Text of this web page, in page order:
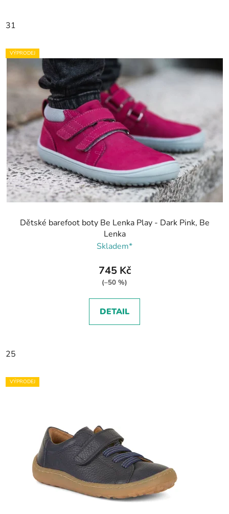
31
VÝPRODEJ
Dětské barefoot boty Be Lenka Play - Dark Pink, Be
Lenka
Skladem*
745 Kč
(–50 %)
DETAIL
25
VÝPRODEJ